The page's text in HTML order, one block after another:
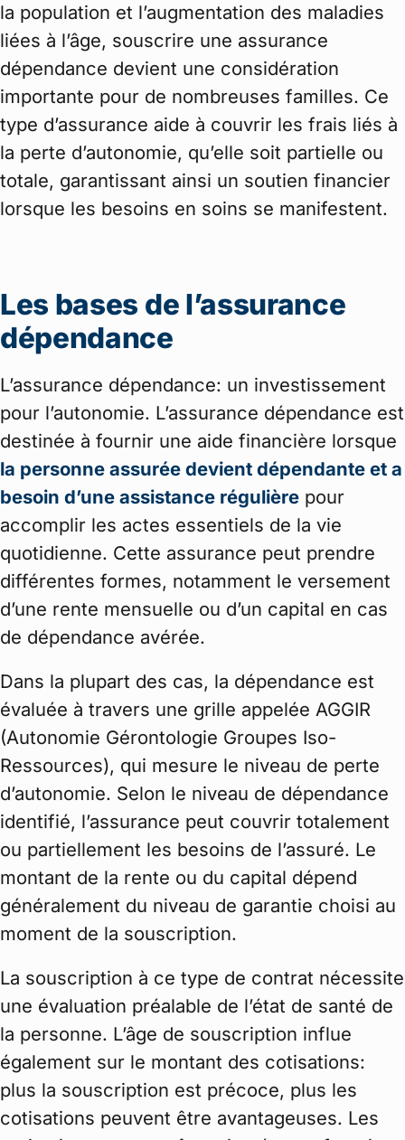
la population et l’augmentation des maladies
liées à l’âge, souscrire une assurance
dépendance devient une considération
importante pour de nombreuses familles. Ce
type d’assurance aide à couvrir les frais liés à
la perte d’autonomie, qu’elle soit partielle ou
totale, garantissant ainsi un soutien financier
lorsque les besoins en soins se manifestent.
Les bases de l’assurance
dépendance
L’assurance dépendance: un investissement
pour l’autonomie. L’assurance dépendance est
destinée à fournir une aide financière lorsque
la personne assurée devient dépendante et a
besoin d’une assistance régulière pour
accomplir les actes essentiels de la vie
quotidienne. Cette assurance peut prendre
différentes formes, notamment le versement
d’une rente mensuelle ou d’un capital en cas
de dépendance avérée.
Dans la plupart des cas, la dépendance est
évaluée à travers une grille appelée AGGIR
(Autonomie Gérontologie Groupes Iso-
Ressources), qui mesure le niveau de perte
d’autonomie. Selon le niveau de dépendance
identifié, l’assurance peut couvrir totalement
ou partiellement les besoins de l’assuré. Le
montant de la rente ou du capital dépend
généralement du niveau de garantie choisi au
moment de la souscription.
La souscription à ce type de contrat nécessite
une évaluation préalable de l’état de santé de
la personne. L’âge de souscription influe
également sur le montant des cotisations:
plus la souscription est précoce, plus les
cotisations peuvent être avantageuses. Les